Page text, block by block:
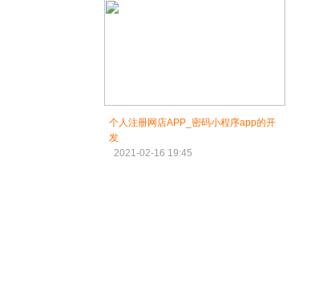
个人注册网店APP_密码小程序app的开
发
2021-02-16 19:45